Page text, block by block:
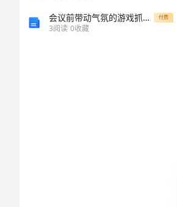
会议前带动气氛的游戏抓乌龟 付费
3阅读 0收藏